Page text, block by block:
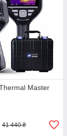
Master
41 440 ₴